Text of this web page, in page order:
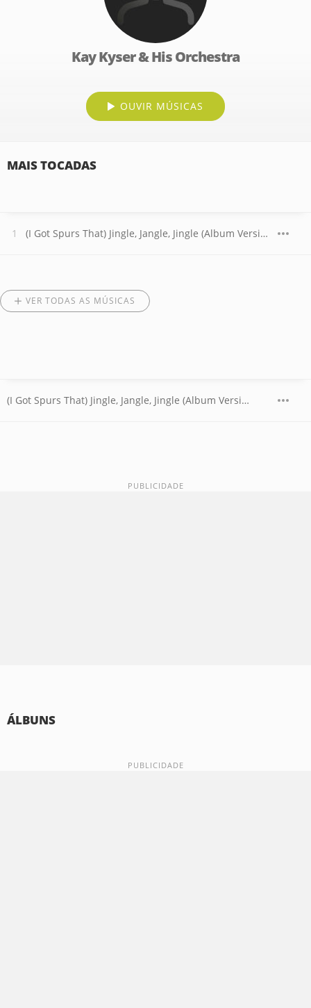
Kay Kyser & His Orchestra
OUVIR MÚSICAS
MAIS TOCADAS
(I Got Spurs That) Jingle, Jangle, Jingle (Album Version)
VER TODAS AS MÚSICAS
(I Got Spurs That) Jingle, Jangle, Jingle (Album Version)
ÁLBUNS